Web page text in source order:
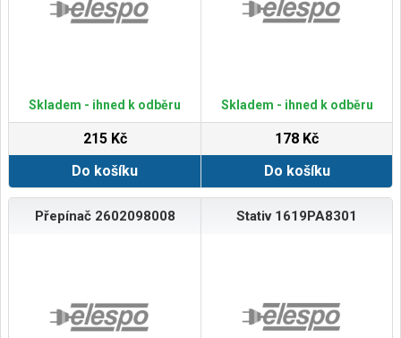
Skladem - ihned k odběru
215 Kč
Do košíku
Skladem - ihned k odběru
178 Kč
Do košíku
Přepínač 2602098008 Stativ 1619PA8301